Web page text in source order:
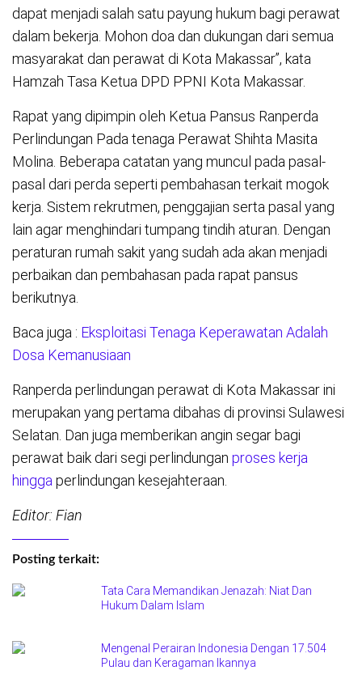
dapat menjadi salah satu payung hukum bagi perawat
dalam bekerja. Mohon doa dan dukungan dari semua
masyarakat dan perawat di Kota Makassar”, kata
Hamzah Tasa Ketua DPD PPNI Kota Makassar.
Rapat yang dipimpin oleh Ketua Pansus Ranperda
Perlindungan Pada tenaga Perawat Shihta Masita
Molina. Beberapa catatan yang muncul pada pasal-
pasal dari perda seperti pembahasan terkait mogok
kerja. Sistem rekrutmen, penggajian serta pasal yang
lain agar menghindari tumpang tindih aturan. Dengan
peraturan rumah sakit yang sudah ada akan menjadi
perbaikan dan pembahasan pada rapat pansus
berikutnya.
Baca juga : Eksploitasi Tenaga Keperawatan Adalah
Dosa Kemanusiaan
Ranperda perlindungan perawat di Kota Makassar ini
merupakan yang pertama dibahas di provinsi Sulawesi
Selatan. Dan juga memberikan angin segar bagi
perawat baik dari segi perlindungan proses kerja
hingga perlindungan kesejahteraan.
Editor: Fian
Posting terkait:
Tata Cara Memandikan Jenazah: Niat Dan
Hukum Dalam Islam
Mengenal Perairan Indonesia Dengan 17.504
Pulau dan Keragaman Ikannya